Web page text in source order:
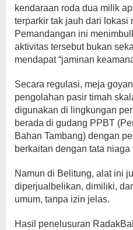
kendaraan roda dua milik
terparkir tak jauh dari lokasi
Pemandangan ini
aktivitas tersebut bukan
mendapat “jaminan
Secara regulasi, meja
pengolahan pasir timah
digunakan di lingkungan
berada di gudang PPBT
Bahan Tambang) dengan
berkaitan dengan tata
Namun di Belitung, alat ini
diperjualbelikan, dimiliki,
umum, tanpa izin jelas.
Hasil penelusuran